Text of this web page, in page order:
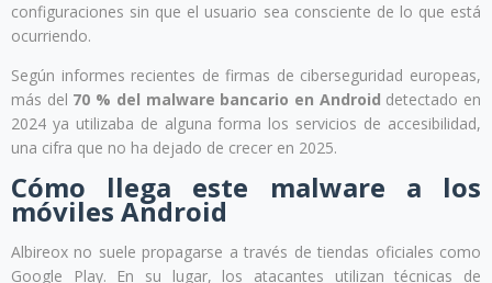
configuraciones sin que el usuario sea consciente de lo que está
ocurriendo.
Según informes recientes de firmas de ciberseguridad europeas,
más del 70 % del malware bancario en Android detectado en
2024 ya utilizaba de alguna forma los servicios de accesibilidad,
una cifra que no ha dejado de crecer en 2025.
Cómo llega este malware a los
móviles Android
Albireox no suele propagarse a través de tiendas oficiales como
Google Play. En su lugar, los atacantes utilizan técnicas de